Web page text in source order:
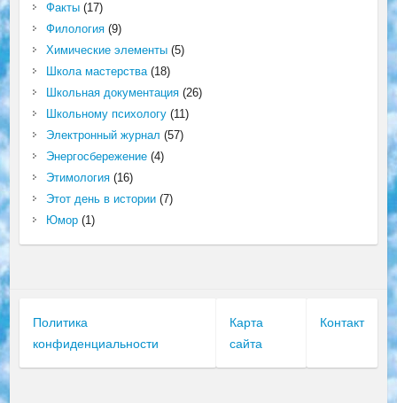
Факты(17)
Филология(9)
Химические элементы(5)
Школа мастерства(18)
Школьная документация(26)
Школьному психологу(11)
Электронный журнал (57)
Энергосбережение(4)
Этимология(16)
Этот день в истории(7)
Юмор(1)
Политика
конфиденциальности
Карта
сайта
Контакт